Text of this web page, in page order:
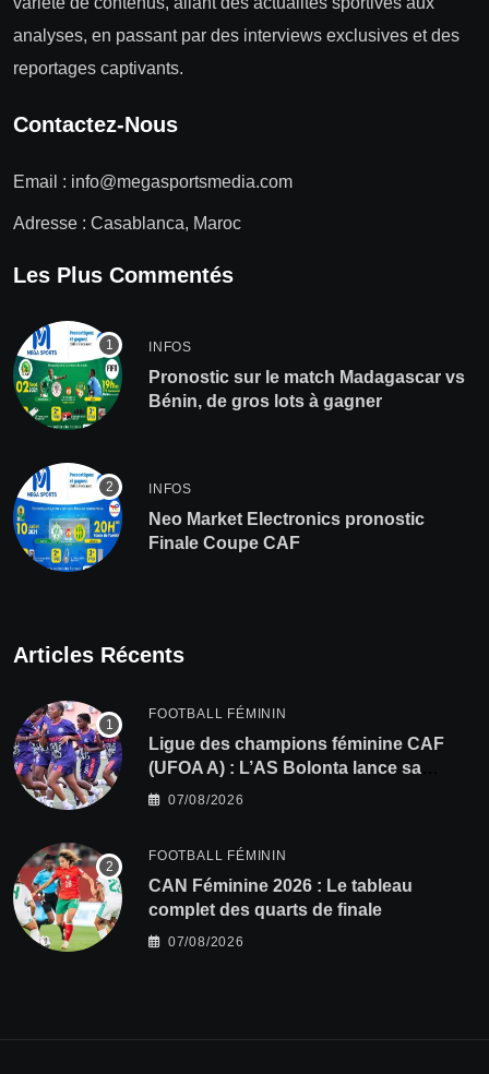
analyses, en passant par des interviews exclusives et des
reportages captivants.
Contactez-Nous
Email : info@megasportsmedia.com
Adresse : Casablanca, Maroc
Les Plus Commentés
INFOS
Pronostic sur le match Madagascar vs
Bénin, de gros lots à gagner
INFOS
Neo Market Electronics pronostic
Finale Coupe CAF
Articles Récents
FOOTBALL FÉMININ
Ligue des champions féminine CAF
(UFOA A) : L’AS Bolonta lance sa
conquête de l’Afrique en Gambie
07/08/2026
FOOTBALL FÉMININ
CAN Féminine 2026 : Le tableau
complet des quarts de finale
07/08/2026